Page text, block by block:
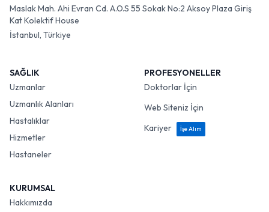
Maslak Mah. Ahi Evran Cd. A.O.S 55 Sokak No:2 Aksoy Plaza Giriş
Kat Kolektif House
İstanbul, Türkiye
SAĞLIK
Uzmanlar
Uzmanlık Alanları
Hastalıklar
Hizmetler
Hastaneler
PROFESYONELLER
Doktorlar İçin
Web Siteniz İçin
Kariyer
İşe Alım
KURUMSAL
Hakkımızda